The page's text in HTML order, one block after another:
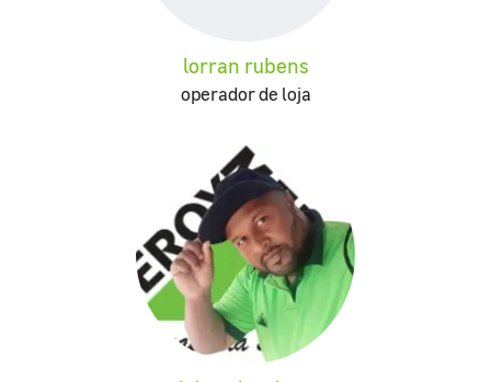
lorran rubens
operador de loja